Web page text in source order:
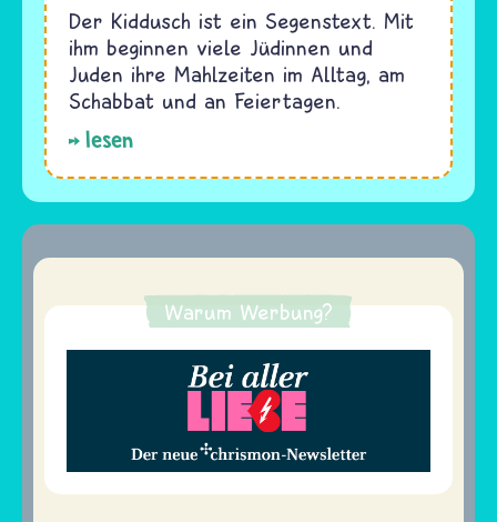
Der Kiddusch ist ein Segenstext. Mit
ihm beginnen viele Jüdinnen und
Juden ihre Mahlzeiten im Alltag, am
Schabbat und an Feiertagen.
lesen
Warum Werbung?